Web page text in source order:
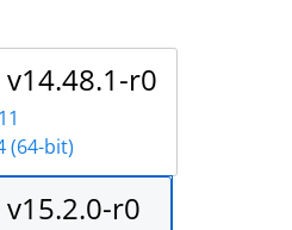
r0
(64-bit)
r0